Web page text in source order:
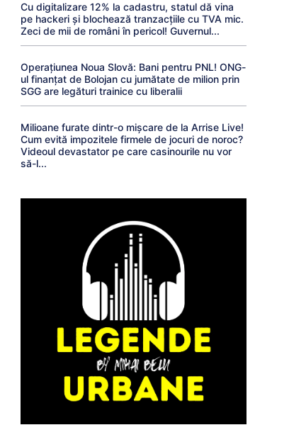
Cu digitalizare 12% la cadastru, statul dă vina
pe hackeri și blochează tranzacțiile cu TVA mic.
Zeci de mii de români în pericol! Guvernul...
Operațiunea Noua Slovă: Bani pentru PNL! ONG-
ul finanțat de Bolojan cu jumătate de milion prin
SGG are legături trainice cu liberalii
Milioane furate dintr-o mișcare de la Arrise Live!
Cum evită impozitele firmele de jocuri de noroc?
Videoul devastator pe care casinourile nu vor
să-l...